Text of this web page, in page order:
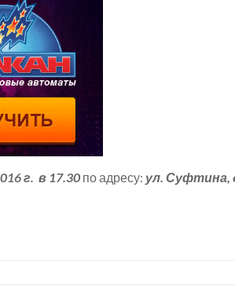
г. в 17.30 по адресу: ул. Суфтина,